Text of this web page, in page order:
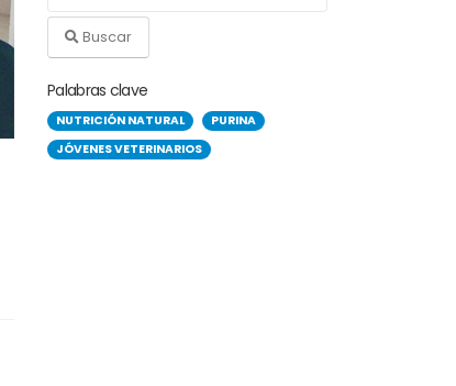
Buscar
Palabras clave
NUTRICIÓN NATURAL
PURINA
JÓVENES VETERINARIOS